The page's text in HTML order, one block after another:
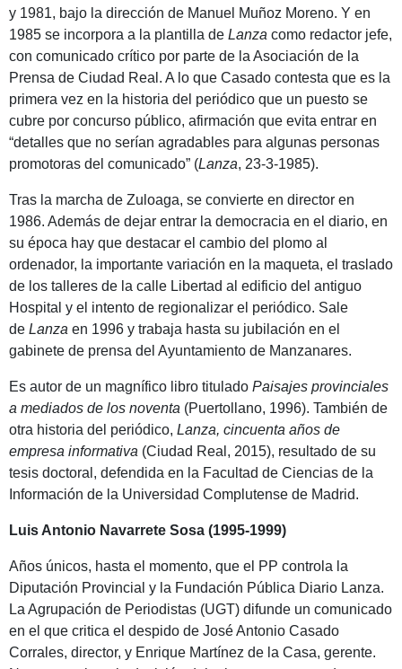
y 1981, bajo la dirección de Manuel Muñoz Moreno. Y en
1985 se incorpora a la plantilla de Lanza como redactor jefe,
con comunicado crítico por parte de la Asociación de la
Prensa de Ciudad Real. A lo que Casado contesta que es la
primera vez en la historia del periódico que un puesto se
cubre por concurso público, afirmación que evita entrar en
“detalles que no serían agradables para algunas personas
promotoras del comunicado” (Lanza, 23-3-1985).
Tras la marcha de Zuloaga, se convierte en director en
1986. Además de dejar entrar la democracia en el diario, en
su época hay que destacar el cambio del plomo al
ordenador, la importante variación en la maqueta, el traslado
de los talleres de la calle Libertad al edificio del antiguo
Hospital y el intento de regionalizar el periódico. Sale
de Lanza en 1996 y trabaja hasta su jubilación en el
gabinete de prensa del Ayuntamiento de Manzanares.
Es autor de un magnífico libro titulado Paisajes provinciales
a mediados de los noventa (Puertollano, 1996). También de
otra historia del periódico, Lanza, cincuenta años de
empresa informativa (Ciudad Real, 2015), resultado de su
tesis doctoral, defendida en la Facultad de Ciencias de la
Información de la Universidad Complutense de Madrid.
Luis Antonio Navarrete Sosa (1995-1999)
Años únicos, hasta el momento, que el PP controla la
Diputación Provincial y la Fundación Pública Diario Lanza.
La Agrupación de Periodistas (UGT) difunde un comunicado
en el que critica el despido de José Antonio Casado
Corrales, director, y Enrique Martínez de la Casa, gerente.